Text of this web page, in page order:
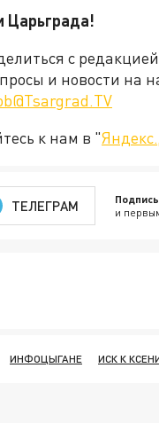
Царьграда!
с
и новости на
к нам в "
ТЕЛЕГРАМ и
ИНФОЦЫГАНЕ ИСК К